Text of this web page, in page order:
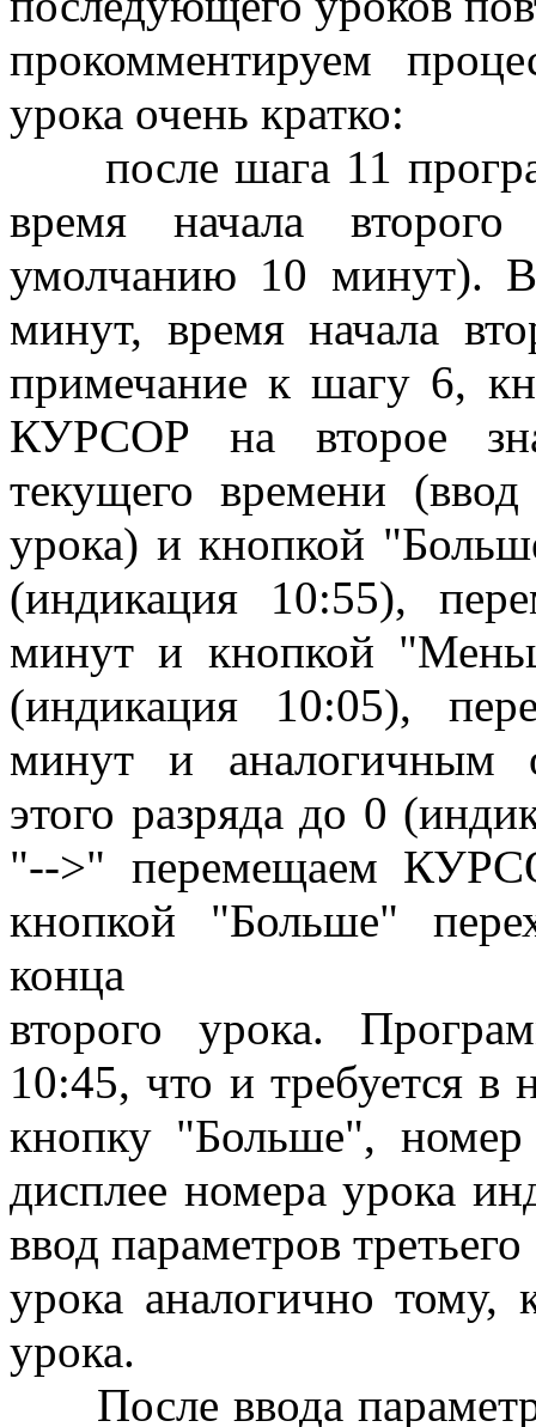
прокомментируем
урока очень кратко:
после шага 11
время начала
умолчанию 10 минут).
минут, время начала
примечание к шагу 6,
КУРСОР на второе
текущего времени
урока) и кнопкой
(индикация 10:55),
минут и кнопкой
(индикация 10:05),
минут и аналогичным
этого разряда до 0
"-->" перемещаем
кнопкой "Больше"
конца
второго урока.
10:45, что и требуется
кнопку "Больше",
дисплее номера урока
ввод параметров третьего
урока аналогично тому,
урока.
После ввода